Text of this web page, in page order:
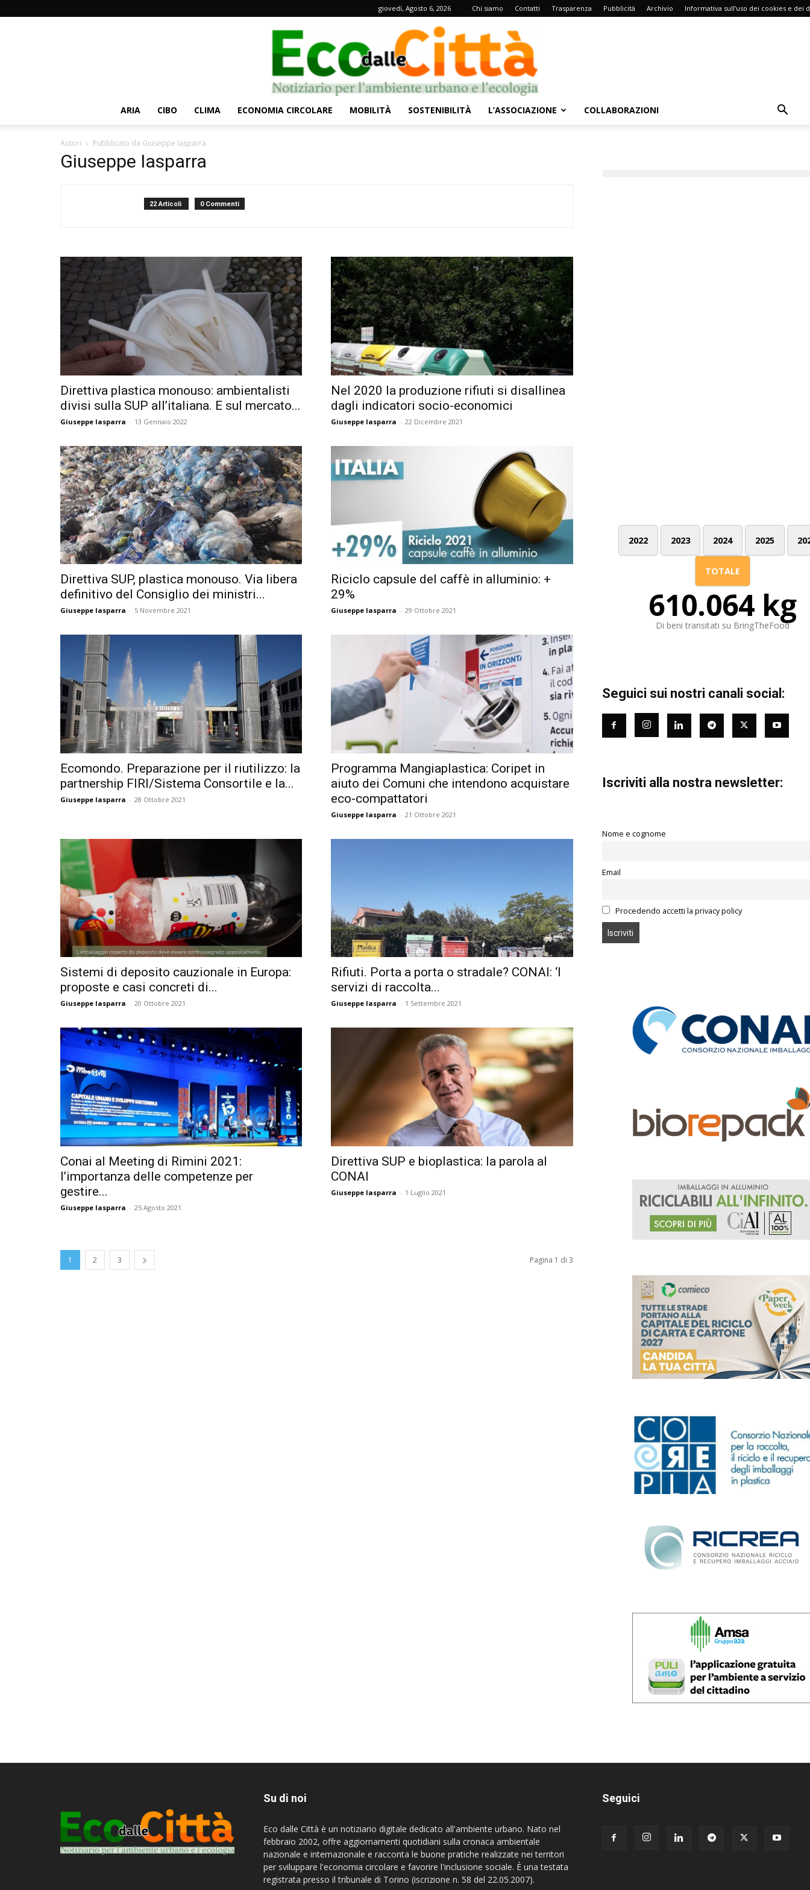
giovedì, Agosto 6, 2026 Chi siamo Contatti Trasparenza Pubblicità Archivio Informativa sull’uso dei cookies e dei
Città
ARIA CIBO CLIMA ECONOMIA CIRCOLARE MOBILITÀ SOSTENIBILITÀ L’ASSOCIAZIONE COLLABORAZIONI
Autori Pubblicato da Giuseppe Iasparra
Giuseppe Iasparra
22 Articoli 0 Commenti
Direttiva plastica monouso: ambientalisti
divisi sulla SUP all’italiana. E sul mercato...
Giuseppe Iasparra - 13 Gennaio 2022
Nel 2020 la produzione rifiuti si disallinea
dagli indicatori socio-economici
Giuseppe Iasparra - 22 Dicembre 2021
Direttiva SUP, plastica monouso. Via libera
definitivo del Consiglio dei ministri...
Giuseppe Iasparra - 5 Novembre 2021
Riciclo capsule del caffè in alluminio: +
29%
Giuseppe Iasparra - 29 Ottobre 2021
Ecomondo. Preparazione per il riutilizzo: la
partnership FIRI/Sistema Consortile e la...
Giuseppe Iasparra - 28 Ottobre 2021
Programma Mangiaplastica: Coripet in
aiuto dei Comuni che intendono acquistare
eco-compattatori
Giuseppe Iasparra - 21 Ottobre 2021
Sistemi di deposito cauzionale in Europa:
proposte e casi concreti di...
Giuseppe Iasparra - 20 Ottobre 2021
Rifiuti. Porta a porta o stradale? CONAI: ‘I
servizi di raccolta...
Giuseppe Iasparra - 1 Settembre 2021
Conai al Meeting di Rimini 2021:
l’importanza delle competenze per
gestire...
Giuseppe Iasparra - 25 Agosto 2021
Direttiva SUP e bioplastica: la parola al
CONAI
Giuseppe Iasparra - 1 Luglio 2021
1 2 3 Pagina 1 di 3
2022 2023 2024 2025
TOTALE
610.064 kg
Di beni transitati su BringTheFood
Seguici sui nostri canali social:
Iscriviti alla nostra newsletter:
Nome e cognome
Email
Procedendo accetti la privacy policy
Su di noi
Eco dalle Città è un notiziario digitale dedicato all'ambiente urbano. Nato nel
febbraio 2002, offre aggiornamenti quotidiani sulla cronaca ambientale
nazionale e internazionale e racconta le buone pratiche realizzate nei territori
per sviluppare l'economia circolare e favorire l'inclusione sociale. È una testata
registrata presso il tribunale di Torino (iscrizione n. 58 del 22.05.2007).
Seguici